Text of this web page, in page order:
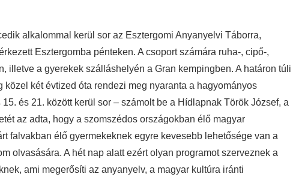
alkalommal kerül sor az Esztergomi Anyanyelvi Táborra,
Esztergomba pénteken. A csoport számára ruha-, cipő-,
illetve a gyerekek szálláshelyén a Gran kempingben. A határon túli
két évtized óta rendezi meg nyaranta a hagyományos
és 21. között kerül sor – számolt be a Hídlapnak Török József, a
az adta, hogy a szomszédos országokban élő magyar
falvakban élő gyermekeknek egyre kevesebb lehetősége van a
olvasására. A hét nap alatt ezért olyan programot szerveznek a
ami megerősíti az anyanyelv, a magyar kultúra iránti